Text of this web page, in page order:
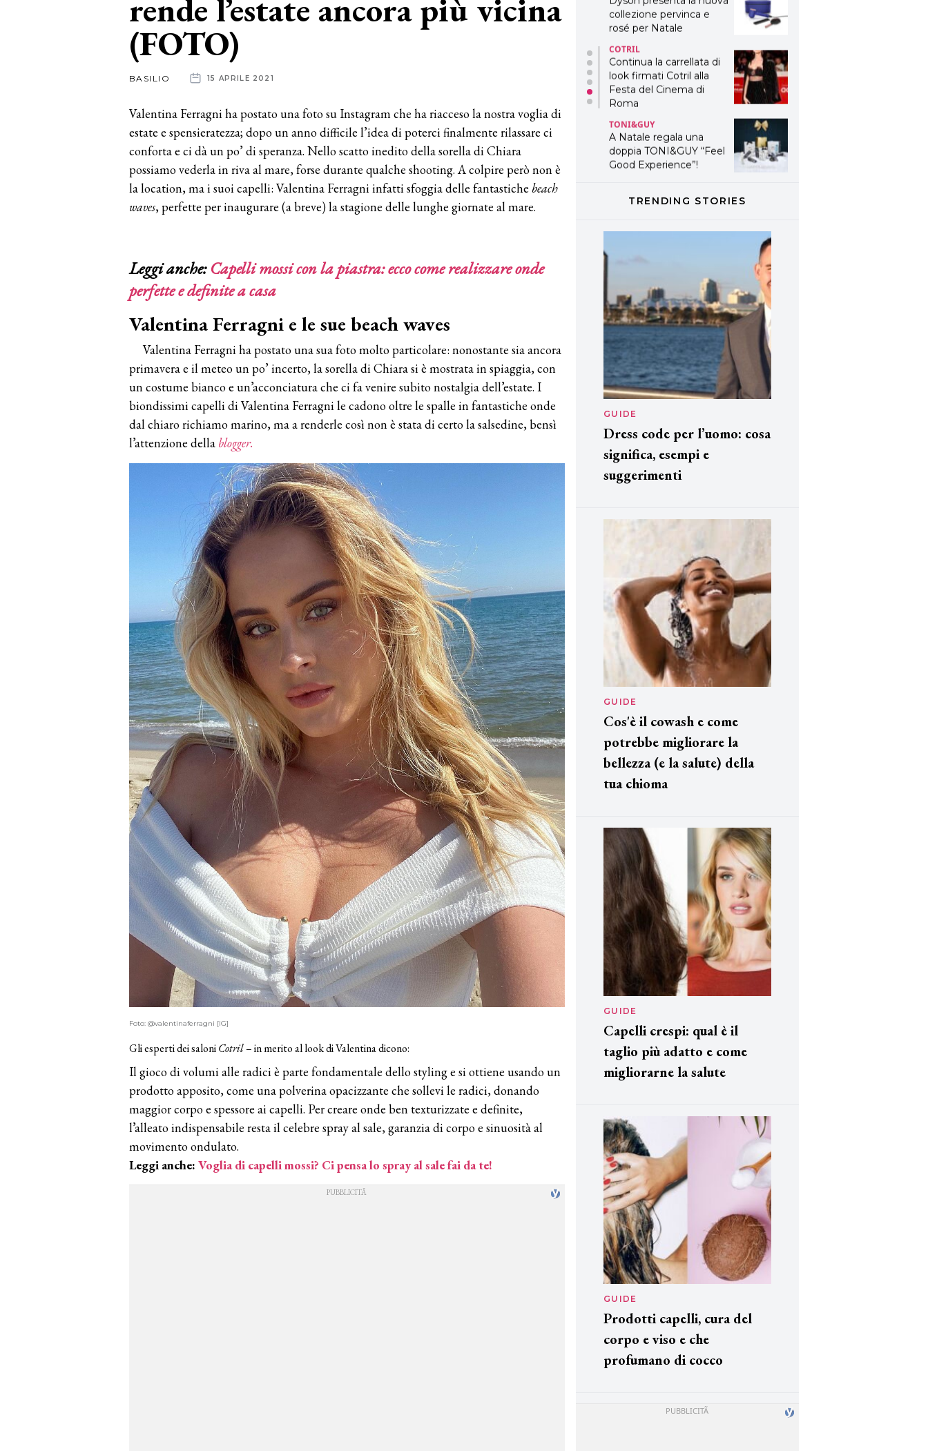
rende l’estate ancora più vicina
(FOTO)
BASILIO 15 APRILE 2021
Valentina Ferragni ha postato una foto su Instagram che ha riacceso la nostra voglia di
estate e spensieratezza; dopo un anno difficile l’idea di poterci finalmente rilassare ci
conforta e ci dà un po’ di speranza. Nello scatto inedito della sorella di Chiara
possiamo vederla in riva al mare, forse durante qualche shooting. A colpire però non è
la location, ma i suoi capelli: Valentina Ferragni infatti sfoggia delle fantastiche beach
waves, perfette per inaugurare (a breve) la stagione delle lunghe giornate al mare.
Leggi anche:Capelli mossi con la piastra: ecco come realizzare onde
perfette e definite a casa
Valentina Ferragni e le sue beach waves
Valentina Ferragni ha postato una sua foto molto particolare: nonostante sia ancora
primavera e il meteo un po’ incerto, la sorella di Chiara si è mostrata in spiaggia, con
un costume bianco e un’acconciatura che ci fa venire subito nostalgia dell’estate. I
biondissimi capelli di Valentina Ferragni le cadono oltre le spalle in fantastiche onde
dal chiaro richiamo marino, ma a renderle così non è stata di certo la salsedine, bensì
l’attenzione della blogger.
Foto: @valentinaferragni [IG]
Gli esperti dei saloniCotril– in merito al look di Valentina dicono:
Il gioco di volumi alle radici è parte fondamentale dello styling e si ottiene usando un
prodotto apposito, come una polverina opacizzante che sollevi le radici, donando
maggior corpo e spessore ai capelli. Per creare onde ben texturizzate e definite,
l’alleato indispensabile resta il celebre spray al sale, garanzia di corpo e sinuosità al
movimento ondulato.
Leggi anche: Voglia di capelli mossi? Ci pensa lo spray al sale fai da te!
collezione pervinca e
rosé per Natale
COTRIL
Continua la carrellata di
look firmati Cotril alla
Festa del Cinema di
Roma
TONI&GUY
A Natale regala una
doppia TONI&GUY “Feel
Good Experience”!
LABEL.M lancia la sua
DAVINES
cofanetti beauty preziosi
per un regalo adatto ad
ogni capello
TRENDING STORIES
GUIDE
Dress code per l’uomo: cosa
significa, esempi e
suggerimenti
GUIDE
Cos'è il cowash e come
potrebbe migliorare la
bellezza (e la salute) della
tua chioma
GUIDE
Capelli crespi: qual è il
taglio più adatto e come
migliorarne la salute
GUIDE
Prodotti capelli, cura del
corpo e viso e che
profumano di cocco